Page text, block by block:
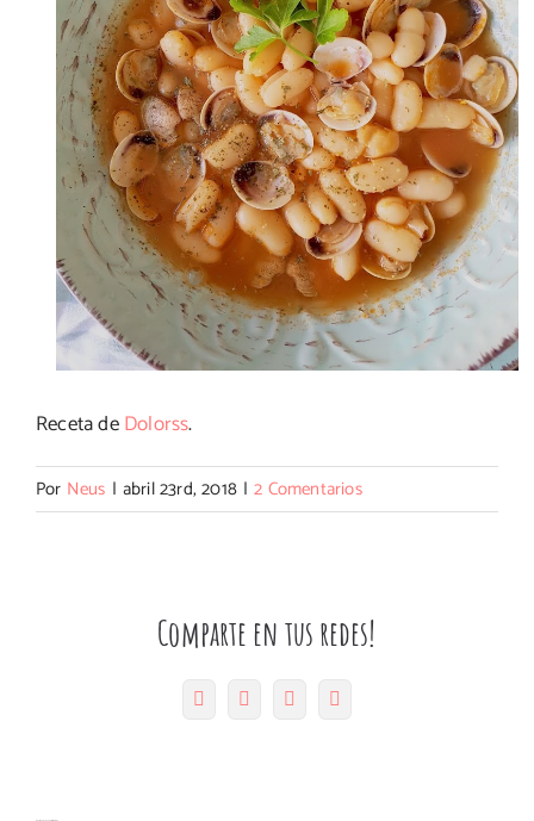
Receta deDolorss.
Por Neus | abril 23rd, 2018 | 2 Comentarios
Comparte en tus redes!
FacebookTwitter Pinterest
electrónico